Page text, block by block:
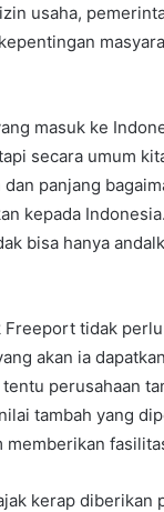
usaha,
masuk ke
secara umum
panjang
kepada
bisa hanya
Freeport tidak
akan ia
perusahaan
tambah yang
memberikan
kerap diberikan